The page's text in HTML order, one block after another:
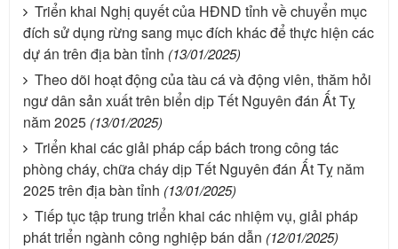
Triển khai Nghị quyết của HĐND tỉnh về chuyển mục
đích sử dụng rừng sang mục đích khác để thực hiện các
dự án trên địa bàn tỉnh (13/01/2025)
Theo dõi hoạt động của tàu cá và động viên, thăm hỏi
ngư dân sản xuất trên biển dịp Tết Nguyên đán Ất Tỵ
năm 2025 (13/01/2025)
Triển khai các giải pháp cấp bách trong công tác
phòng cháy, chữa cháy dịp Tết Nguyên đán Ất Tỵ năm
2025 trên địa bàn tỉnh (13/01/2025)
Tiếp tục tập trung triển khai các nhiệm vụ, giải pháp
phát triển ngành công nghiệp bán dẫn (12/01/2025)